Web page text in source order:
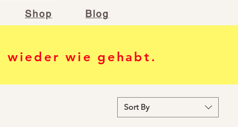
Shop Blog
wieder wie gehabt.
Sort By